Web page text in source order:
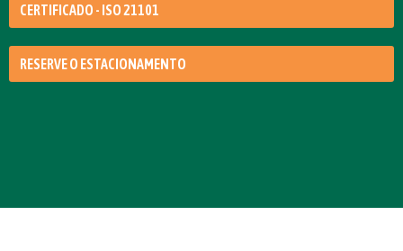
CERTIFICADO - ISO 21101
RESERVE O ESTACIONAMENTO